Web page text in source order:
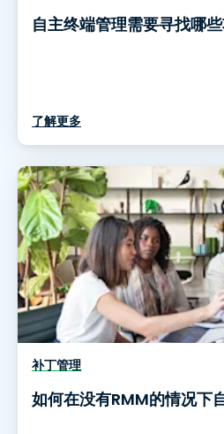
自主终端管理需要寻找哪
了解更多
补丁管理
如何在没有RMM的情况下